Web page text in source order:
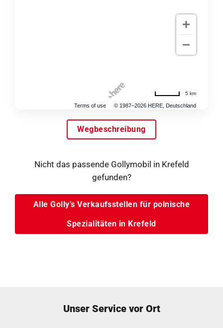
Terms of use © 1987–2026 HERE, Deutschland
5 km
Wegbeschreibung
Nicht das passende Gollymobil in Krefeld
gefunden?
Alle Golly’s Verkaufsstellen für polnische
Spezialitäten in Krefeld
Unser Service vor Ort